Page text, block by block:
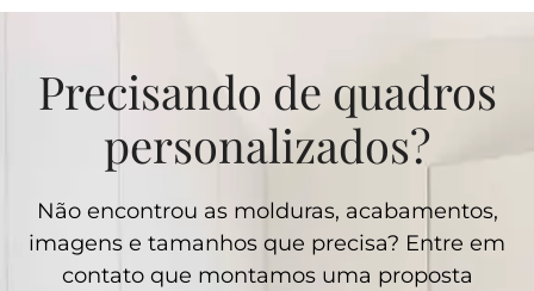
Precisando de quadros
personalizados?
Não encontrou as molduras, acabamentos,
imagens e tamanhos que precisa? Entre em
contato que montamos uma proposta